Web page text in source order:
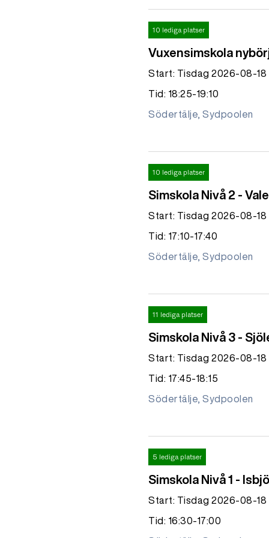
10 lediga platser
Vuxensimskola
Start: Tisdag 2026-08-18
Tid: 18:25-19:10
Södertälje, Sydpoolen
10 lediga platser
Simskola Nivå 2 -
Start: Tisdag 2026-08-18
Tid: 17:10-17:40
Södertälje, Sydpoolen
11 lediga platser
Simskola Nivå 3 -
Start: Tisdag 2026-08-18
Tid: 17:45-18:15
Södertälje, Sydpoolen
5 lediga platser
Simskola Nivå 1 -
Start: Tisdag 2026-08-18
Tid: 16:30-17:00